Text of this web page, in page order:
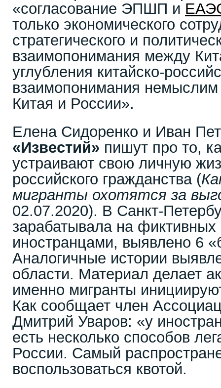
«согласование ЭПШП и
только экономического
стратегического и
взаимопонимания между
углубления китайско-
взаимопонимания немыслим
Китая и России».
Елена Сидоренко и Иван
«Известий» пишут про то,
устраивают свою личную
российского гражданства (
мигранты охотятся за
02.07.2020). В Санкт-
зарабатывала на фиктивных
иностранцами, выявлено 6
Аналогичные истории
области. Материал делает
именно мигранты
Как сообщает член
Дмитрий Уваров: «у
есть несколько способов
России. Самый
воспользоваться квотой.